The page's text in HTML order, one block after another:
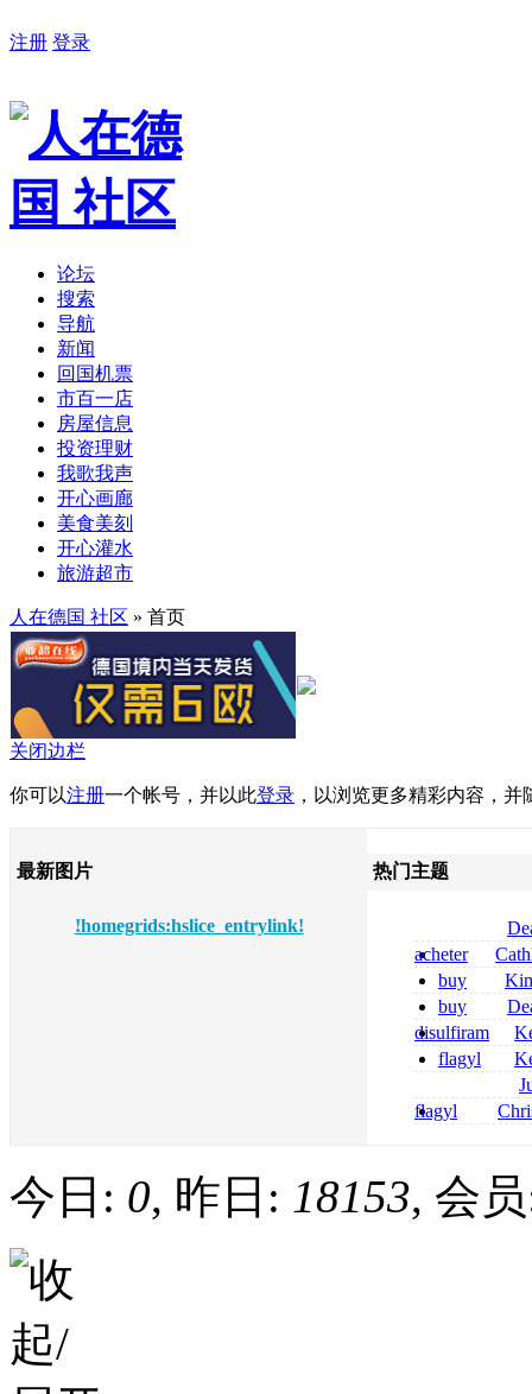
注册 登录
论坛
搜索
导航
新闻
回国机票
市百一店
房屋信息
投资理财
我歌我声
开心画廊
美食美刻
开心灌水
旅游超市
人在德国 社区 » 首页
关闭边栏
你可以注册一个帐号，并以此登录 ，以浏览更多精彩内容，
最新图片
!homegrids:hslice_entrylink!
热门主题
tizanidine
sans
acheter
dapsone site
buy
zolpidem usa
buy
pregabalin 300
pregabalin
disulfiram
sansflagyl
online
bestellen
roxithromycin
flagyl
今日: 0, 昨日: 18153, 会